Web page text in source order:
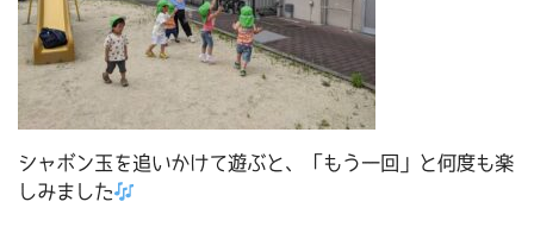
シャボン玉を追いかけて遊ぶと、「もう一回」と何度も楽
しみました